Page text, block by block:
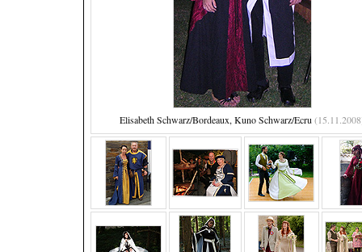
Elisabeth Schwarz/Bordeaux, Kuno Schwarz/Ecru